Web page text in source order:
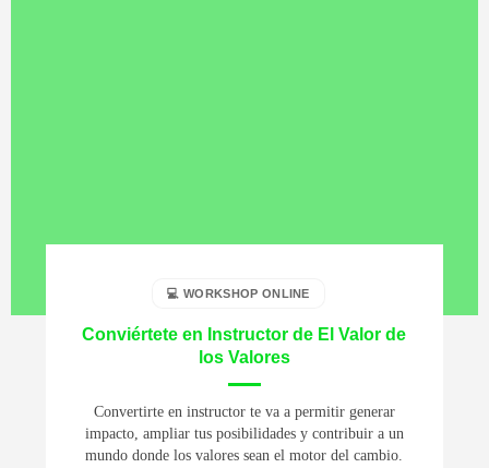
💻 WORKSHOP ONLINE
Conviértete en Instructor de El Valor de
los Valores
Convertirte en instructor te va a permitir generar
impacto, ampliar tus posibilidades y contribuir a un
mundo donde los valores sean el motor del cambio.